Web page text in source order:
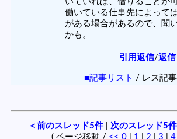
働いている仕事先によって
がある場合があるので、聞
かも。
引用返信/返信
■記事リスト / レス記
＜前のスレッド5件
次のスレッド5件
( ページ移動 / << 0 1 2 3 4